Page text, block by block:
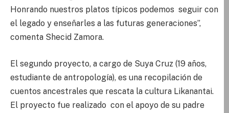
Honrando nuestros platos típicos podemos seguir con
el legado y enseñarles a las futuras generaciones”,
comenta Shecid Zamora.
El segundo proyecto, a cargo de Suya Cruz (19 años,
estudiante de antropología), es una recopilación de
cuentos ancestrales que rescata la cultura Likanantai.
El proyecto fue realizado con el apoyo de su padre